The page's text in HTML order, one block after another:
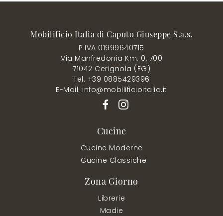
Mobilificio Italia di Caputo Giuseppe S.a.s.
P.IVA 01999640715
Via Manfredonia Km. 0, 700
71042 Cerignola (FG)
Tel. +39 0885429396
E-Mail. info@mobilificioitalia.it
Cucine
Cucine Moderne
Cucine Classiche
Zona Giorno
Librerie
Madie